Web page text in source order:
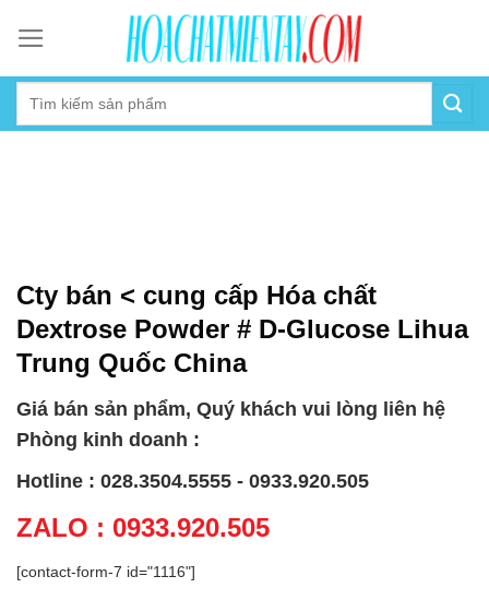
content
Cty bán < cung cấp Hóa chất
Dextrose Powder # D-Glucose Lihua
Trung Quốc China
Giá bán sản phẩm, Quý khách vui lòng liên hệ
Phòng kinh doanh :
Hotline : 028.3504.5555 - 0933.920.505
ZALO : 0933.920.505
[contact-form-7 id="1116"]